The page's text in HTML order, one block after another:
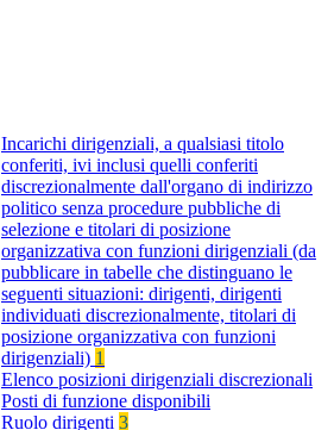
Incarichi dirigenziali, a qualsiasi titolo
conferiti, ivi inclusi quelli conferiti
discrezionalmente dall'organo di indirizzo
politico senza procedure pubbliche di
selezione e titolari di posizione
organizzativa con funzioni dirigenziali (da
pubblicare in tabelle che distinguano le
seguenti situazioni: dirigenti, dirigenti
individuati discrezionalmente, titolari di
posizione organizzativa con funzioni
dirigenziali) 1
Elenco posizioni dirigenziali discrezionali
Posti di funzione disponibili
Ruolo dirigenti 3